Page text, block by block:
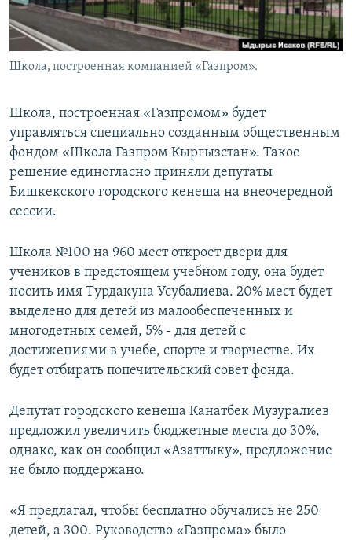
Школа, построенная компанией «Газпром».
Школа, построенная «Газпромом» будет
управляться специально созданным общественным
фондом «Школа Газпром Кыргызстан». Такое
решение единогласно приняли депутаты
Бишкекского городского кенеша на внеочередной
сессии.
Школа №100 на 960 мест откроет двери для
учеников в предстоящем учебном году, она будет
носить имя Турдакуна Усубалиева. 20% мест будет
выделено для детей из малообеспеченных и
многодетных семей, 5% - для детей с
достижениями в учебе, спорте и творчестве. Их
будет отбирать попечительский совет фонда.
Депутат городского кенеша Канатбек Музуралиев
предложил увеличить бюджетные места до 30%,
однако, как он сообщил «Азаттыку», предложение
не было поддержано.
«Я предлагал, чтобы бесплатно обучались не 250
детей, а 300. Руководство «Газпрома» было